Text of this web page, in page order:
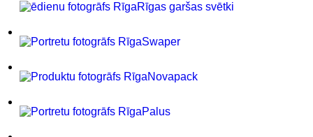
Rīgas garšas svētki
Swaper
Novapack
Palus